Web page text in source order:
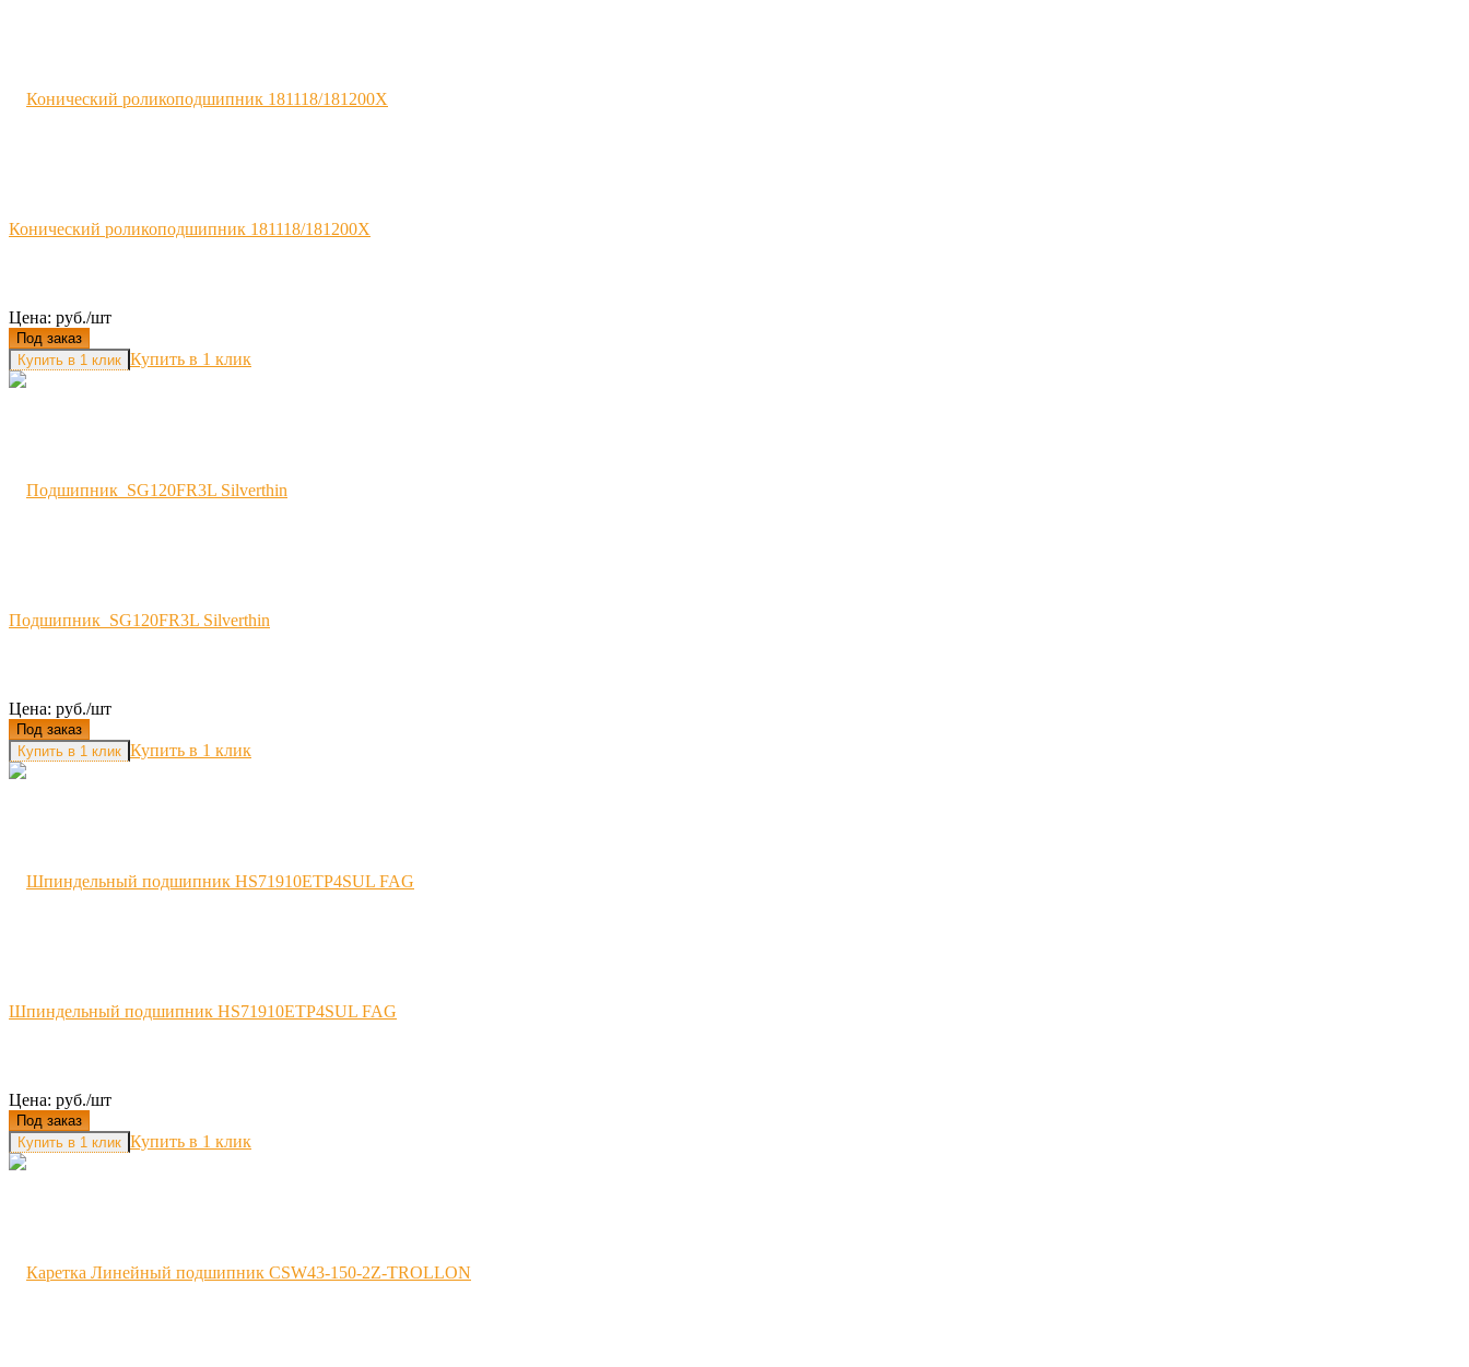
Конический роликоподшипник 181118/181200X
Цена: руб./шт
Под заказ
Купить в 1 клик
Подшипник SG120FR3L Silverthin
Цена: руб./шт
Под заказ
Купить в 1 клик
Шпиндельный подшипник HS71910ETP4SUL FAG
Цена: руб./шт
Под заказ
Купить в 1 клик